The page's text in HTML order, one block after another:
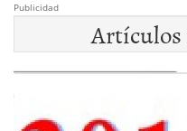
Publicidad
Artículos